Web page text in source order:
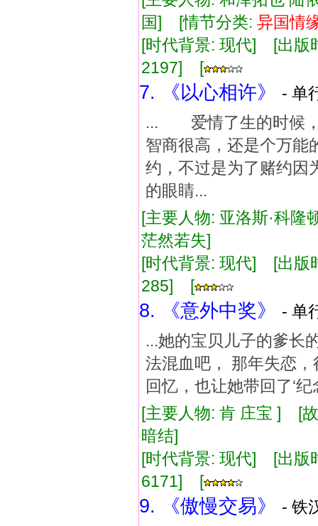
国] [情节分类: 异国情
[时代背景: 现代] [出
2197] [
7. 《以心相许》
- 单
... 爱情了生的时候
智商很高，还是个万
约，不过是为了赌约
的眼睛...
[主要人物: 亚洛斯·科
茫然若失]
[时代背景: 现代] [出
285] [
8. 《意外中奖》
- 单
...她的宝贝儿子的爹
法混血吧， 那年失恋
回忆，也让她带回了‘
[主要人物: 肯 庄宝 ] [
暗结]
[时代背景: 现代] [出
6171] [
9. 《傲慢交易》
- 铁